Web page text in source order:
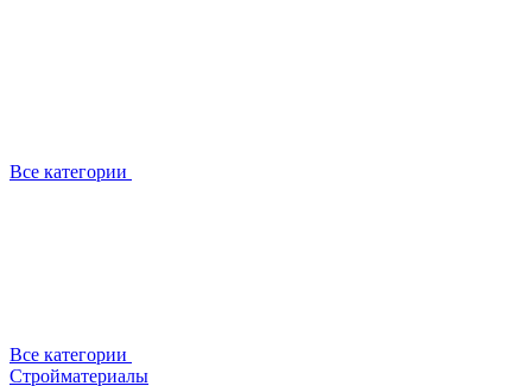
Все категории
Все категории
Стройматериалы